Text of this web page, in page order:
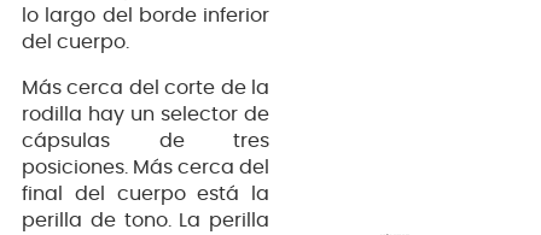
lo largo del borde inferior
del cuerpo.
Más cerca del corte de la
rodilla hay un selector de
cápsulas de tres
posiciones. Más cerca del
final del cuerpo está la
perilla de tono. La perilla